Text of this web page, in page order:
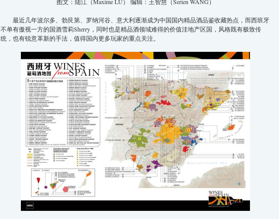
最近几年波尔多、勃艮第、罗纳河谷、意大利逐渐成为中国国内精品酒品鉴收藏热点，而西班牙
不单有傲视一方的国酒雪莉Sherry，同时也是精品酒领域难得的价值洼地产区国，风格既有极致传
统，也有锐意革新的手法，值得国内更多玩家的重点关注。